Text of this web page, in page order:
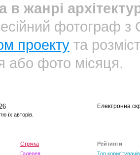
в жанрі
фотограф
проекту та
або фото місяця.
їх авторів.
Електронна
Стрічка
Галерея
Рейтинги
Топ користувачів